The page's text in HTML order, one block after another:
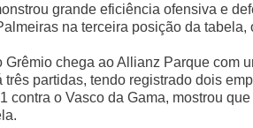
grande eficiência ofensiva e
na terceira posição da
Grêmio chega ao Allianz Parque com
três partidas, tendo registrado dois
contra o Vasco da Gama, mostrou